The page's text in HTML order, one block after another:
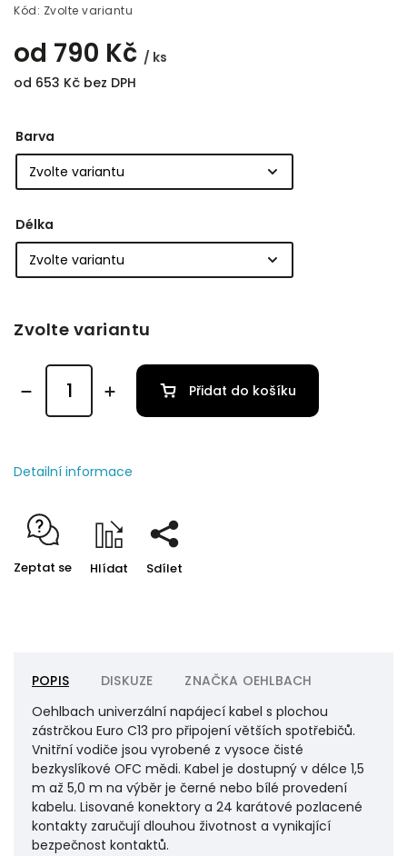
Kód: Zvolte variantu
od 790 Kč / ks
od 653 Kč bez DPH
Barva
Délka
Zvolte variantu
Přidat do košíku
Detailní informace
Zeptat se Hlídat Sdílet
POPIS DISKUZE ZNAČKA OEHLBACH
Oehlbach univerzální napájecí kabel s plochou
zástrčkou Euro C13 pro připojení větších spotřebičů.
Vnitřní vodiče jsou vyrobené z vysoce čisté
bezkyslíkové OFC mědi. Kabel je dostupný v délce 1,5
m až 5,0 m na výběr je černé nebo bílé provedení
kabelu. Lisované konektory a 24 karátové pozlacené
kontakty zaručují dlouhou životnost a vynikající
bezpečnost kontaktů.